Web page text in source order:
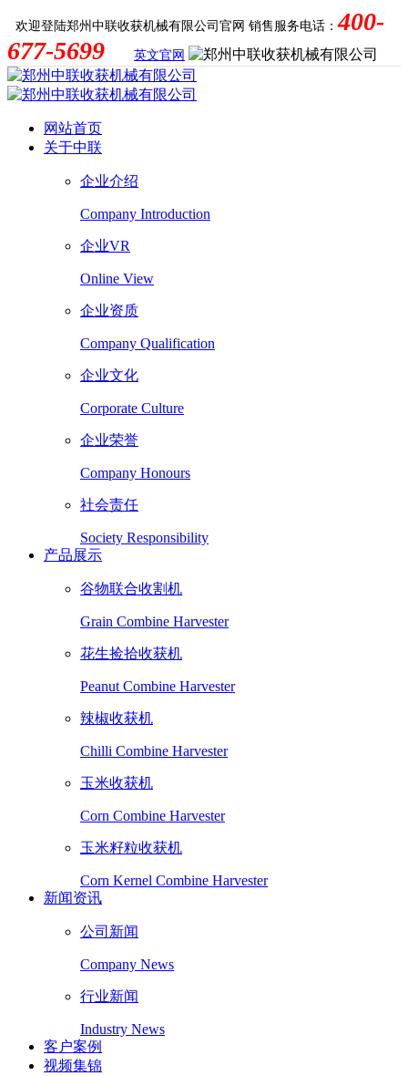
欢迎登陆郑州中联收获机械有限公司官网 销售服务电话：400-
677-5699
英文官网
网站首页
关于中联
企业介绍
Company Introduction
企业VR
Online View
企业资质
Company Qualification
企业文化
Corporate Culture
企业荣誉
Company Honours
社会责任
Society Responsibility
产品展示
谷物联合收割机
Grain Combine Harvester
花生捡拾收获机
Peanut Combine Harvester
辣椒收获机
Chilli Combine Harvester
玉米收获机
Corn Combine Harvester
玉米籽粒收获机
Corn Kernel Combine Harvester
新闻资讯
公司新闻
Company News
行业新闻
Industry News
客户案例
视频集锦